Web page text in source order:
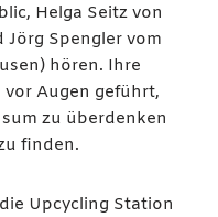
Helga Seitz von
Jörg Spengler vom
hören. Ihre
Augen geführt,
zu überdenken
finden.
Upcycling Station